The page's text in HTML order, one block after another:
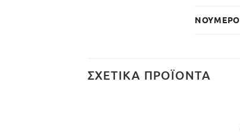
ΝΟΎΜΕΡΟ
ΣΧΕΤΙΚΆ ΠΡΟΪΌΝΤΑ